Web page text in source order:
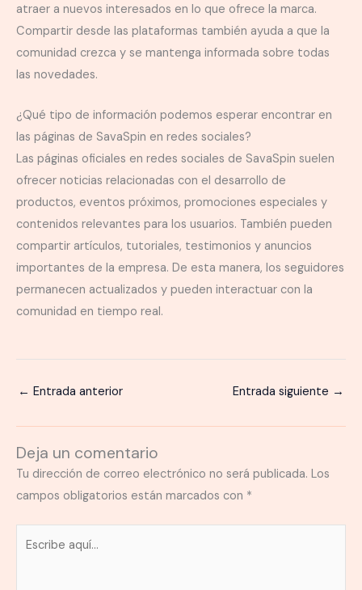
atraer a nuevos interesados en lo que ofrece la marca.
Compartir desde las plataformas también ayuda a que la
comunidad crezca y se mantenga informada sobre todas
las novedades.
¿Qué tipo de información podemos esperar encontrar en
las páginas de SavaSpin en redes sociales?
Las páginas oficiales en redes sociales de SavaSpin suelen
ofrecer noticias relacionadas con el desarrollo de
productos, eventos próximos, promociones especiales y
contenidos relevantes para los usuarios. También pueden
compartir artículos, tutoriales, testimonios y anuncios
importantes de la empresa. De esta manera, los seguidores
permanecen actualizados y pueden interactuar con la
comunidad en tiempo real.
← Entrada anterior Entrada siguiente →
Deja un comentario
Tu dirección de correo electrónico no será publicada. Los
campos obligatorios están marcados con *